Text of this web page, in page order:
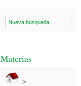
Nueva búsqueda
Materias
>